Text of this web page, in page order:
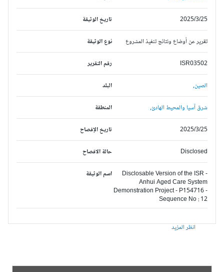
تاريخ الوثيقة 2025/3/25
نوع الوثيقة تقرير عن أوضاع ونتائج تنفيذ المشروع
رقم التقرير ISR03502
البلد الصين,
المنطقة شرق آسيا والمحيط الهادئ,
تاريخ الإفصاح 2025/3/25
حالة الافصاح Disclosed
اسم الوثيقة
Disclosable Version of the ISR -
Anhui Aged Care System
Demonstration Project - P154716 -
Sequence No : 12
انظر المزيد